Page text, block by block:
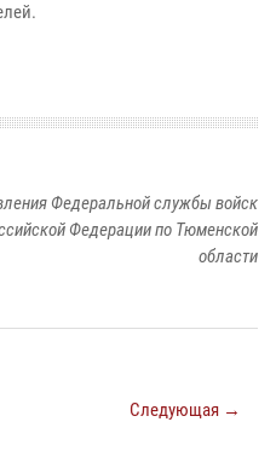
Федеральной службы войск
Федерации по Тюменской
области
Следующая →